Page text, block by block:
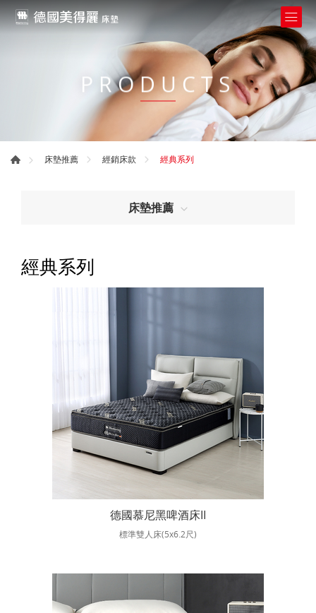
PRODUCTS
床墊推薦 經銷床款 經典系列
床墊推薦
經典系列
德國慕尼黑啤酒床II
標準雙人床(5x6.2尺)